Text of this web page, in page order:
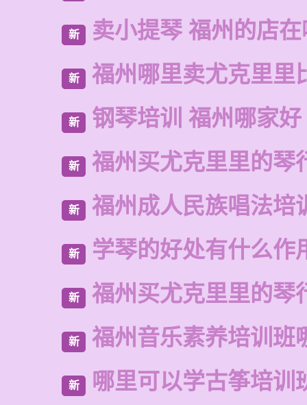
新 卖小提琴 福州的店
新 福州哪里卖尤克里里
新 钢琴培训 福州哪家好
新 福州买尤克里里的琴
新 福州成人民族唱法培
新 学琴的好处有什么作
新 福州买尤克里里的琴
新 福州音乐素养培训班
新 哪里可以学古筝培训